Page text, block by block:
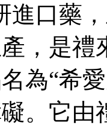
進口藥
，是禮
為“希
。它